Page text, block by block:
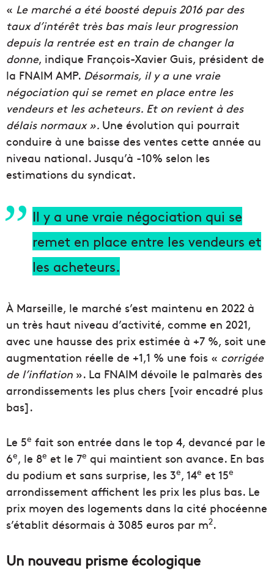
« Le marché a été boosté depuis 2016 par des
taux d’intérêt très bas mais leur progression
depuis la rentrée est en train de changer la
donne, indique François-Xavier Guis, président de
la FNAIM AMP. Désormais, il y a une vraie
négociation qui se remet en place entre les
vendeurs et les acheteurs. Et on revient à des
délais normaux ». Une évolution qui pourrait
conduire à une baisse des ventes cette année au
niveau national. Jusqu’à -10% selon les
estimations du syndicat.
Il y a une vraie négociation qui se
remet en place entre les vendeurs et
les acheteurs.
À Marseille, le marché s’est maintenu en 2022 à
un très haut niveau d’activité, comme en 2021,
avec une hausse des prix estimée à +7 %, soit une
augmentation réelle de +1,1 % une fois « corrigée
de l’inflation ». La FNAIM dévoile le palmarès des
arrondissements les plus chers [voir encadré plus
bas].
Le 5e fait son entrée dans le top 4, devancé par le
6e, le 8e et le 7e qui maintient son avance. En bas
du podium et sans surprise, les 3e, 14e et 15e
arrondissement affichent les prix les plus bas. Le
prix moyen des logements dans la cité phocéenne
s’établit désormais à 3085 euros par m2.
Un nouveau prisme écologique